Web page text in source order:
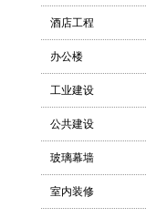
酒店工程
办公楼
工业建设
公共建设
玻璃幕墙
室内装修